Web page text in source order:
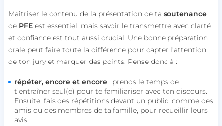
Maîtriser le contenu de la présentation de ta soutenance
de PFEest essentiel, mais savoir le transmettre avec clarté
et confiance est tout aussi crucial. Une bonne préparation
orale peut faire toute la différence pour capter l’attention
de ton jury et marquer des points. Pense donc à :
répéter, encore et encore: prends le temps de
t’entraîner seul(e) pour te familiariser avec ton discours.
Ensuite, fais des répétitions devant un public, comme des
amis ou des membres de ta famille, pour recueillir leurs
avis ;